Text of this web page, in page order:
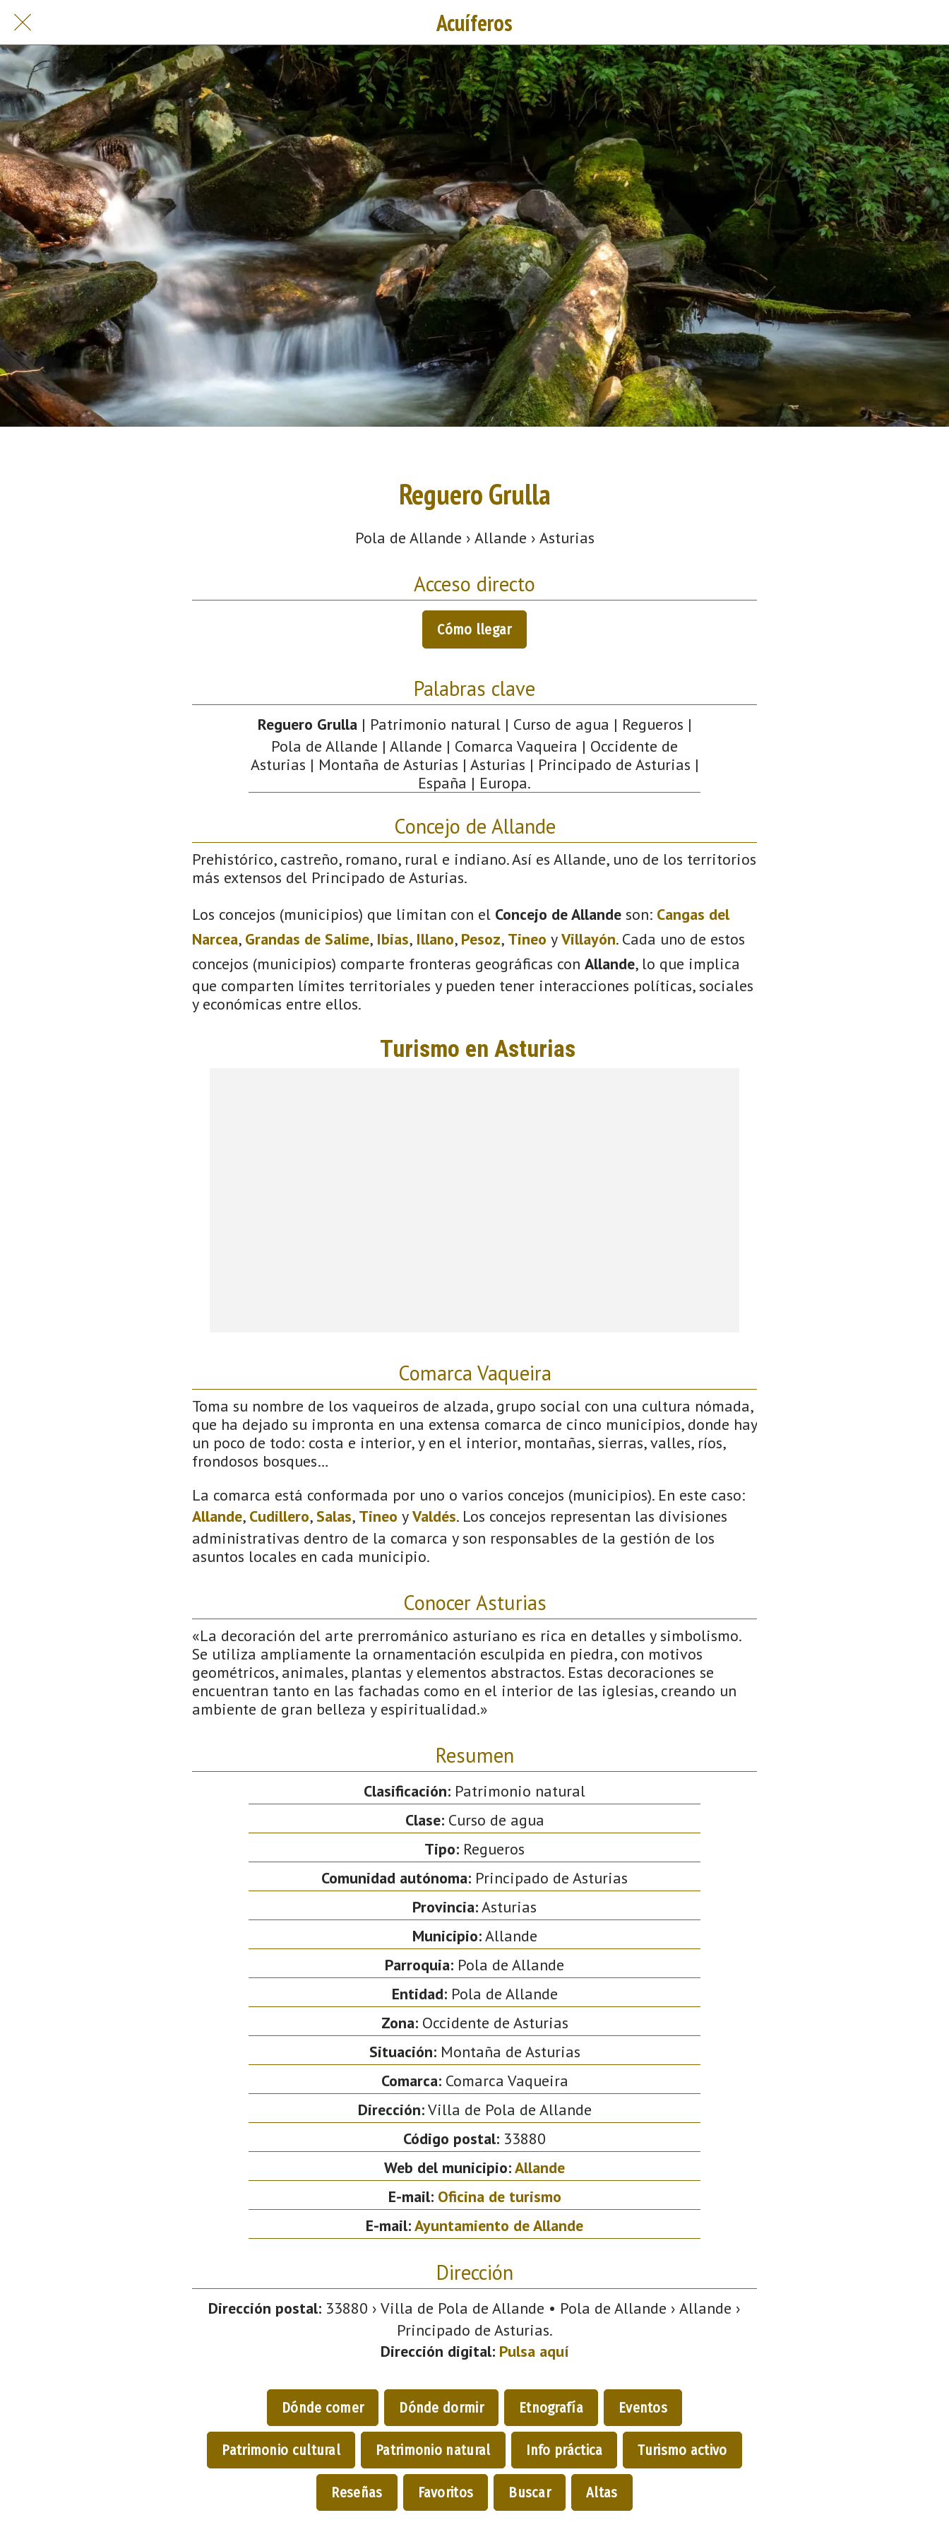
Acuíferos
Reguero Grulla
Pola de Allande › Allande › Asturias
Acceso directo
Cómo llegar
Palabras clave
Reguero Grulla| Patrimonio natural | Curso de agua | Regueros |
Pola de Allande | Allande | Comarca Vaqueira | Occidente de
Asturias | Montaña de Asturias | Asturias | Principado de Asturias |
España | Europa.
Concejo de Allande
Prehistórico, castreño, romano, rural e indiano. Así es Allande, uno de los territorios
más extensos del Principado de Asturias.
Los concejos (municipios) que limitan con el Concejo de Allande son: Cangas del
Narcea, Grandas de Salime, Ibias, Illano, Pesoz, Tineo yVillayón. Cada uno de estos
concejos (municipios) comparte fronteras geográficas con Allande, lo que implica
que comparten límites territoriales y pueden tener interacciones políticas, sociales
y económicas entre ellos.
Comarca Vaqueira
Toma su nombre de los vaqueiros de alzada, grupo social con una cultura nómada,
que ha dejado su impronta en una extensa comarca de cinco municipios, donde hay
un poco de todo: costa e interior, y en el interior, montañas, sierras, valles, ríos,
frondosos bosques…
La comarca está conformada por uno o varios concejos (municipios). En este caso:
Allande, Cudillero,Salas, Tineo yValdés. Los concejos representan las divisiones
administrativas dentro de la comarca y son responsables de la gestión de los
asuntos locales en cada municipio.
Conocer Asturias
«La decoración del arte prerrománico asturiano es rica en detalles y simbolismo.
Se utiliza ampliamente la ornamentación esculpida en piedra, con motivos
geométricos, animales, plantas y elementos abstractos. Estas decoraciones se
encuentran tanto en las fachadas como en el interior de las iglesias, creando un
ambiente de gran belleza y espiritualidad.»
Resumen
Clasificación: Patrimonio natural
Clase:Curso de agua
Tipo: Regueros
Comunidad autónoma: Principado de Asturias
Provincia:Asturias
Municipio:Allande
Parroquia: Pola de Allande
Entidad:Pola de Allande
Zona:Occidente de Asturias
Situación:Montaña de Asturias
Comarca:Comarca Vaqueira
Dirección:Villa de Pola de Allande
Código postal: 33880
Web del municipio:Allande
E-mail: Oficina de turismo
E-mail:Ayuntamiento de Allande
Dirección
Dirección postal: 33880 › Villa de Pola de Allande • Pola de Allande › Allande ›
Principado de Asturias.
Dirección digital: Pulsa aquí
Dónde comer Dónde dormir Etnografía Eventos
Patrimonio cultural Patrimonio natural Info práctica Turismo activo
Reseñas Favoritos Buscar Altas